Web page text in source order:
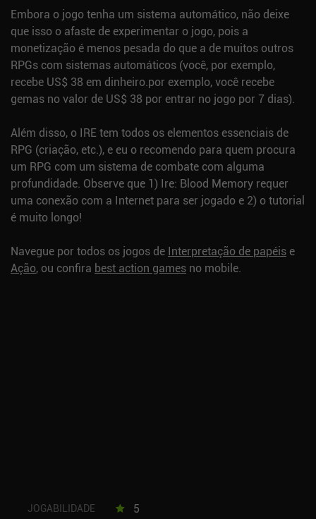
Embora o jogo tenha um sistema automático, não deixe
que isso o afaste de experimentar o jogo, pois a
monetização é menos pesada do que a de muitos outros
RPGs com sistemas automáticos (você, por exemplo,
recebe US$ 38 em dinheiro.por exemplo, você recebe
gemas no valor de US$ 38 por entrar no jogo por 7 dias).
Além disso, o IRE tem todos os elementos essenciais de
RPG (criação, etc.), e eu o recomendo para quem procura
um RPG com um sistema de combate com alguma
profundidade. Observe que 1) Ire: Blood Memory requer
uma conexão com a Internet para ser jogado e 2) o tutorial
é muito longo!
Navegue por todos os jogos de Interpretação de papéis e
Ação, ou confira best action games no mobile.
JOGABILIDADE 5